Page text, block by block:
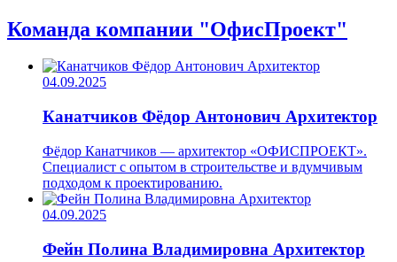
Команда компании "ОфисПроект"
04.09.2025
Канатчиков Фёдор Антонович Архитектор
Фёдор Канатчиков — архитектор «ОФИСПРОЕКТ».
Специалист с опытом в строительстве и вдумчивым
подходом к проектированию.
04.09.2025
Фейн Полина Владимировна Архитектор